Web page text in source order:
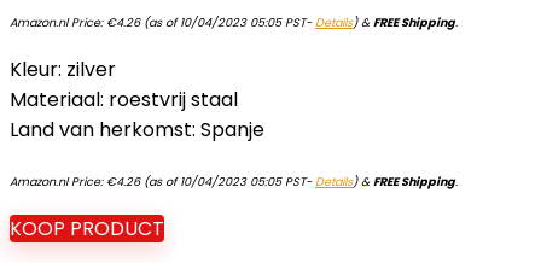
Amazon.nl Price: €4.26(as of 10/04/2023 05:05 PST-Details)&FREE Shipping.
Kleur: zilver
Materiaal: roestvrij staal
Land van herkomst: Spanje
Amazon.nl Price: €4.26(as of 10/04/2023 05:05 PST-Details)&FREE Shipping.
KOOP PRODUCT